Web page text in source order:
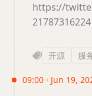
https://
21787316224
开源 服
09:00 · Jun 19,